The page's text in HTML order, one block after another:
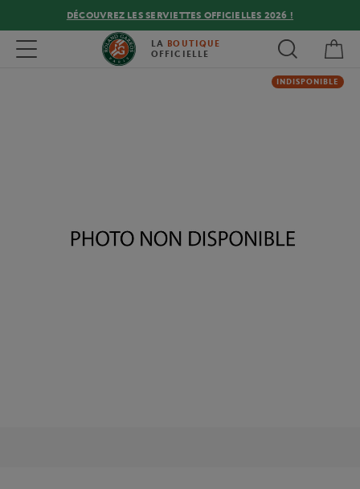
DÉCOUVREZ LES SERVIETTES OFFICIELLES 2026 !
Toggle navigation LA BOUTIQUE
OFFICIELLE
INDISPONIBLE